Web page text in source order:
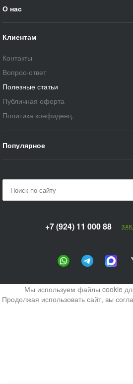
О нас
Клиентам
Контакты
Вопрос-ответ
Полезные статьи
Публичная оферта
Политика конфиденц.
Популярное
+7 (924) 11 000 88
Мы используем файлы cookie
Продолжая использовать сайт, вы